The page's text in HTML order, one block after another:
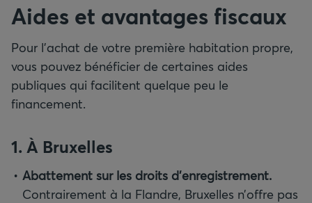
Aides et avantages fiscaux
Pour l’achat de votre première habitation propre,
vous pouvez bénéficier de certaines aides
publiques qui facilitent quelque peu le
financement.
1. À Bruxelles
Abattement sur les droits d’enregistrement.
Contrairement à la Flandre, Bruxelles n’offre pas